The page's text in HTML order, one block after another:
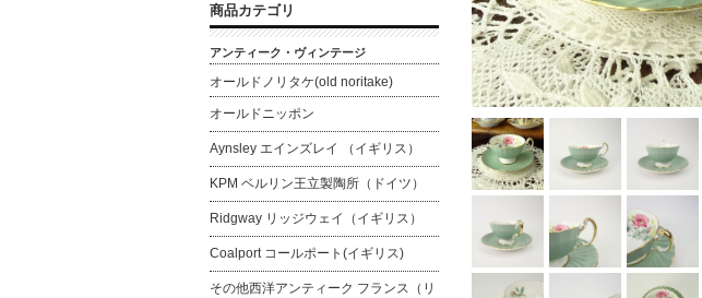
商品カテゴリ
アンティーク・ヴィンテージ
オールドノリタケ(old noritake)
オールドニッポン
Aynsley エインズレイ （イギリス）
KPM ベルリン王立製陶所（ドイツ）
Ridgway リッジウェイ（イギリス）
Coalport コールポート(イギリス)
その他西洋アンティーク フランス（リ